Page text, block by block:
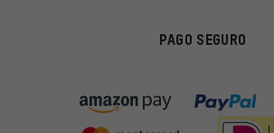
PAGO SEGURO